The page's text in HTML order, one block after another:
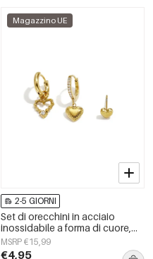
Magazzino UE
2-5 GIORNI
Set di orecchini in acciaio
inossidabile a forma di cuore,
semplici, della serie Daily
Simple, gioielli da donna.
MSRP €15,99
€4,95